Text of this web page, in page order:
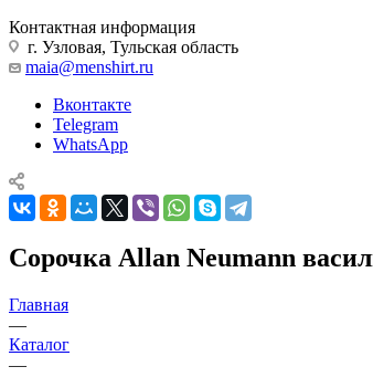
Контактная информация
г. Узловая, Тульская область
maia@menshirt.ru
Вконтакте
Telegram
WhatsApp
Сорочка Allan Neumann
Главная
—
Каталог
—